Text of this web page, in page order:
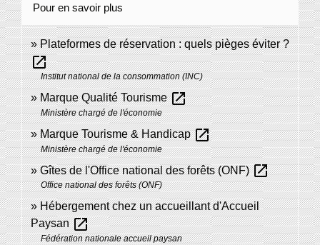
Pour en savoir plus
Plateformes de réservation : quels pièges éviter ?
open_in_new
Institut national de la consommation (INC)
Marque Qualité Tourismeopen_in_new
Ministère chargé de l'économie
Marque Tourisme & Handicapopen_in_new
Ministère chargé de l'économie
Gîtes de l'Office national des forêts (ONF)open_in_new
Office national des forêts (ONF)
Hébergement chez un accueillant d'Accueil
Paysanopen_in_new
Fédération nationale accueil paysan